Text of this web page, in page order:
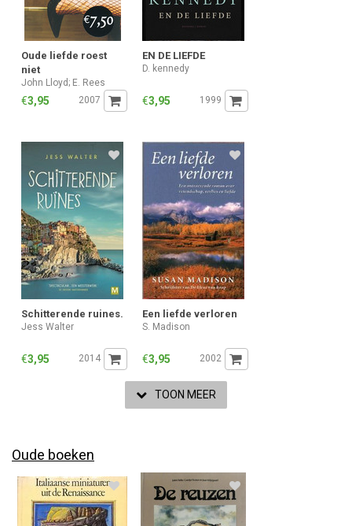
Oude liefde roest
niet
John Lloyd; E. Rees
€3,95 2007
EN DE LIEFDE
D. kennedy
€3,95 1999
Schitterende ruines.
Jess Walter
€3,95 2014
Een liefde verloren
S. Madison
€3,95 2002
TOON MEER
Oude boeken